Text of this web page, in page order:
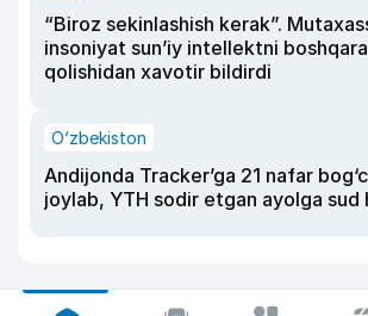
“Biroz sekinlashish kerak”.
insoniyat sun’iy intellektni
qolishidan xavotir bildirdi
O‘zbekiston
Andijonda Tracker’ga 21 nafar
joylab, YTH sodir etgan ayolga sud